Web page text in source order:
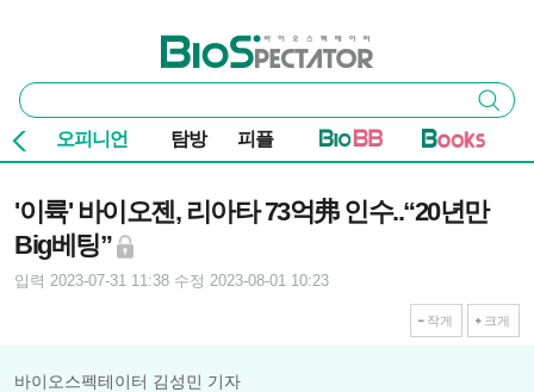
바이오스펙테이터
통
합
검
색
검색
오피니언 탐방 피플
'이륙' 바이오젠, 리아타 73억弗 인수..“20년만
Big베팅”
입력 2023-07-31 11:38 수정 2023-08-01 10:23
작게 크게
바이오스펙테이터 김성민 기자